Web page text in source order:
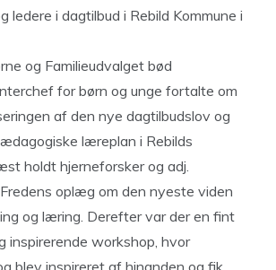
ledere i dagtilbud i Rebild Kommune i
og Familieudvalget bød
for børn og unge fortalte om
af den nye dagtilbudslov og
læreplan i Rebilds
holdt hjerneforsker og adj.
oplæg om den nyeste viden
og læring. Derefter var der en fint
inspirerende workshop, hvor
blev inspireret af hinanden og fik